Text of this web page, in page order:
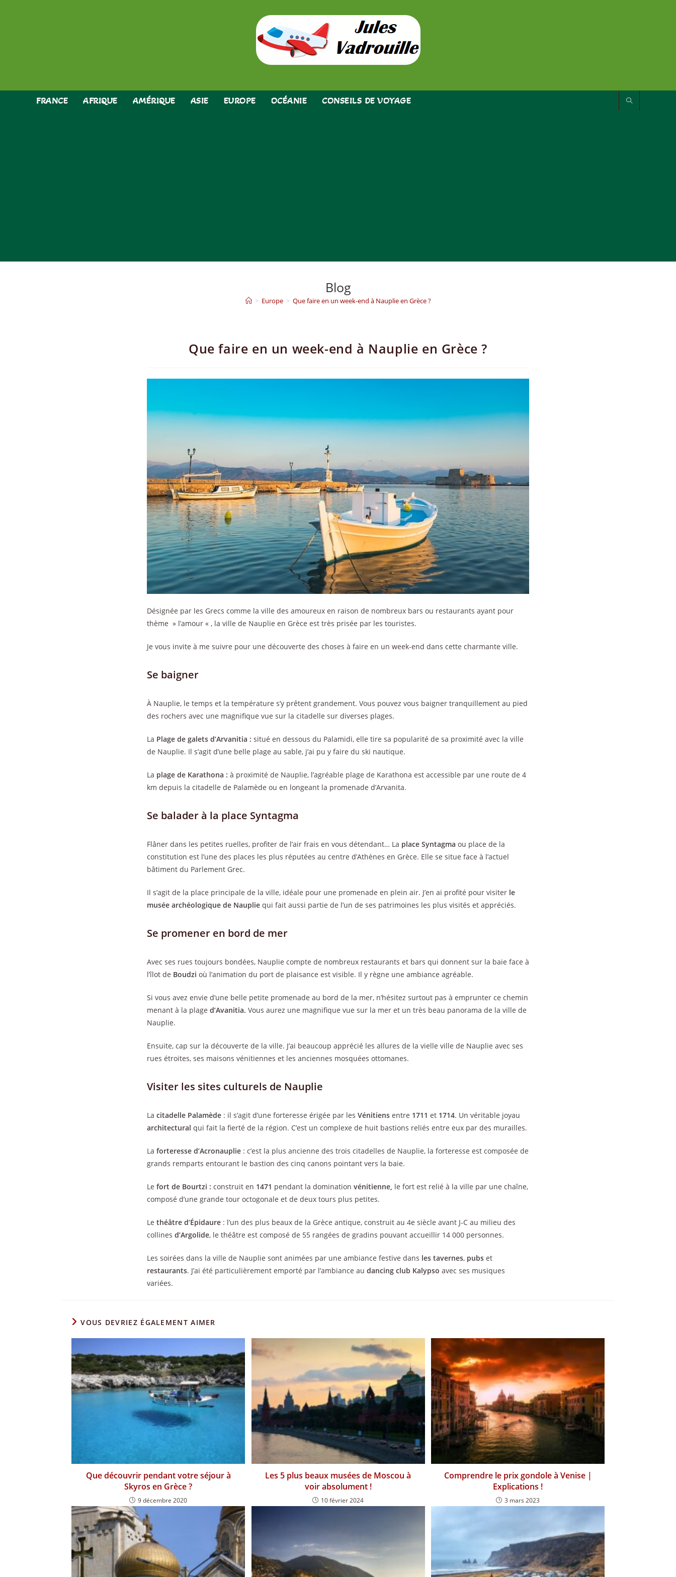
FRANCE AFRIQUE AMÉRIQUE ASIE EUROPE OCÉANIE CONSEILS DE VOYAGE
Blog
> Europe > Que faire en un week-end à Nauplie en Grèce ?
Que faire en un week-end à Nauplie en Grèce ?
Désignée par les Grecs comme la ville des amoureux en raison de nombreux bars ou restaurants ayant pour
thème » l’amour « , la ville de Nauplie en Grèce est très prisée par les touristes.
Je vous invite à me suivre pour une découverte des choses à faire en un week-end dans cette charmante ville.
Se baigner
À Nauplie, le temps et la température s’y prêtent grandement. Vous pouvez vous baigner tranquillement au pied
des rochers avec une magnifique vue sur la citadelle sur diverses plages.
La Plage de galets d’Arvanitia : situé en dessous du Palamidi, elle tire sa popularité de sa proximité avec la ville
de Nauplie. Il s’agit d’une belle plage au sable, j’ai pu y faire du ski nautique.
La plage de Karathona : à proximité de Nauplie, l’agréable plage de Karathona est accessible par une route de 4
km depuis la citadelle de Palamède ou en longeant la promenade d’Arvanita.
Se balader à la place Syntagma
Flâner dans les petites ruelles, profiter de l’air frais en vous détendant… La place Syntagma ou place de la
constitution est l’une des places les plus réputées au centre d’Athènes en Grèce. Elle se situe face à l’actuel
bâtiment du Parlement Grec.
Il s’agit de la place principale de la ville, idéale pour une promenade en plein air. J’en ai profité pour visiter le
musée archéologique de Nauplie qui fait aussi partie de l’un de ses patrimoines les plus visités et appréciés.
Se promener en bord de mer
Avec ses rues toujours bondées, Nauplie compte de nombreux restaurants et bars qui donnent sur la baie face à
l’îlot de Boudzi où l’animation du port de plaisance est visible. Il y règne une ambiance agréable.
Si vous avez envie d’une belle petite promenade au bord de la mer, n’hésitez surtout pas à emprunter ce chemin
menant à la plage d’Avanitia. Vous aurez une magnifique vue sur la mer et un très beau panorama de la ville de
Nauplie.
Ensuite, cap sur la découverte de la ville. J’ai beaucoup apprécié les allures de la vielle ville de Nauplie avec ses
rues étroites, ses maisons vénitiennes et les anciennes mosquées ottomanes.
Visiter les sites culturels de Nauplie
La citadelle Palamède : il s’agit d’une forteresse érigée par les Vénitiens entre 1711 et 1714. Un véritable joyau
architectural qui fait la fierté de la région. C’est un complexe de huit bastions reliés entre eux par des murailles.
La forteresse d’Acronauplie : c’est la plus ancienne des trois citadelles de Nauplie, la forteresse est composée de
grands remparts entourant le bastion des cinq canons pointant vers la baie.
Le fort de Bourtzi : construit en 1471 pendant la domination vénitienne, le fort est relié à la ville par une chaîne,
composé d’une grande tour octogonale et de deux tours plus petites.
Le théâtre d’Épidaure : l’un des plus beaux de la Grèce antique, construit au 4e siècle avant J-C au milieu des
collines d’Argolide, le théâtre est composé de 55 rangées de gradins pouvant accueillir 14 000 personnes.
Les soirées dans la ville de Nauplie sont animées par une ambiance festive dans les tavernes, pubs et
restaurants. J’ai été particulièrement emporté par l’ambiance au dancing club Kalypso avec ses musiques
variées.
VOUS DEVRIEZ ÉGALEMENT AIMER
Que découvrir pendant votre séjour à
Skyros en Grèce ?
9 décembre 2020
Les 5 plus beaux musées de Moscou à
voir absolument !
10 février 2024
Comprendre le prix gondole à Venise |
Explications !
3 mars 2023